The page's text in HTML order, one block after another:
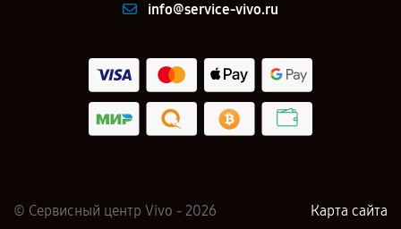
info@service-vivo.ru
© Сервисный центр Vivo - 2026 Карта сайта